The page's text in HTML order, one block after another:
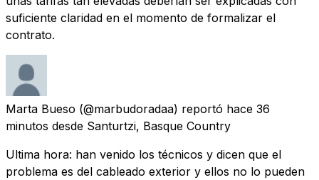
suficiente claridad en el momento de formalizar el
contrato.
Marta Bueso (@marbudoradaa) reportó hace 36
minutos desde Santurtzi, Basque Country
Ultima hora: han venido los técnicos y dicen que el
problema es del cableado exterior y ellos no lo pueden